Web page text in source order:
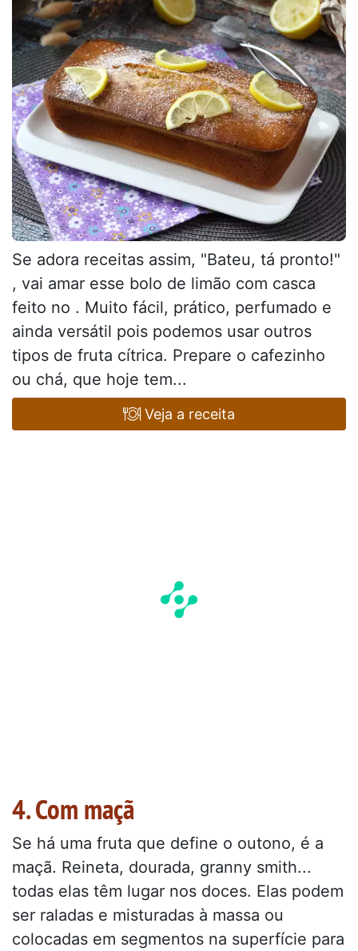
Se adora receitas assim, "Bateu, tá pronto!"
, vai amar esse bolo de limão com casca
feito no . Muito fácil, prático, perfumado e
ainda versátil pois podemos usar outros
tipos de fruta cítrica. Prepare o cafezinho
ou chá, que hoje tem...
Veja a receita
4. Com maçã
Se há uma fruta que define o outono, é a
maçã. Reineta, dourada, granny smith...
todas elas têm lugar nos doces. Elas podem
ser raladas e misturadas à massa ou
colocadas em segmentos na superfície para